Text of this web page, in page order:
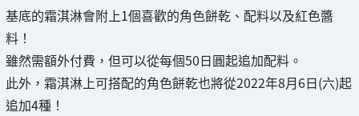
基底的霜淇淋會附上1個喜歡的角色餅乾、配料以及紅色醬
料！
雖然需額外付費，但可以從每個50日圓起追加配料。
此外，霜淇淋上可搭配的角色餅乾也將從2022年8月6日(六)起
追加4種！